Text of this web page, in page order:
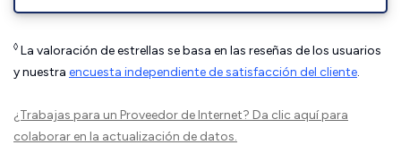
◊ La valoración de estrellas se basa en las reseñas de los usuarios
y nuestra encuesta independiente de satisfacción del cliente.
¿Trabajas para un Proveedor de Internet? Da clic aquípara
colaborar en la actualización de datos.